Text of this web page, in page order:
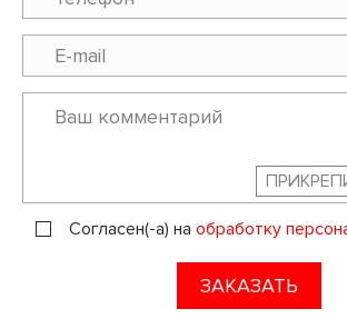
Согласен(-а) на обработку
ЗАКАЗАТЬ